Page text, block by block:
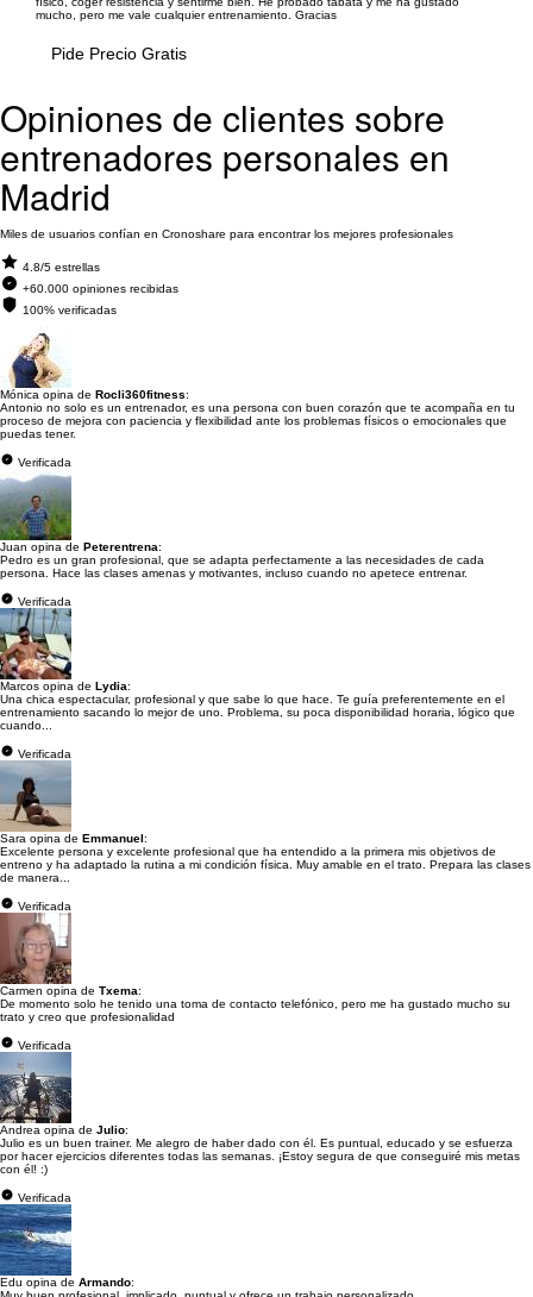
mucho, pero me vale cualquier entrenamiento. Gracias
Pide Precio Gratis
Opiniones de clientes sobre
entrenadores personales en
Madrid
Miles de usuarios confían en Cronoshare para encontrar los mejores profesionales
4.8/5 estrellas
+60.000 opiniones recibidas
100% verificadas
Mónica opina de Rocli360fitness:
Antonio no solo es un entrenador, es una persona con buen corazón que te acompaña en tu
proceso de mejora con paciencia y flexibilidad ante los problemas físicos o emocionales que
puedas tener.
Verificada
Juan opina de Peterentrena:
Pedro es un gran profesional, que se adapta perfectamente a las necesidades de cada
persona. Hace las clases amenas y motivantes, incluso cuando no apetece entrenar.
Verificada
Marcos opina de Lydia:
Una chica espectacular, profesional y que sabe lo que hace. Te guía preferentemente en el
entrenamiento sacando lo mejor de uno. Problema, su poca disponibilidad horaria, lógico que
cuando...
Verificada
Sara opina de Emmanuel:
Excelente persona y excelente profesional que ha entendido a la primera mis objetivos de
entreno y ha adaptado la rutina a mi condición física. Muy amable en el trato. Prepara las clases
de manera...
Verificada
Carmen opina de Txema:
De momento solo he tenido una toma de contacto telefónico, pero me ha gustado mucho su
trato y creo que profesionalidad
Verificada
Andrea opina de Julio:
Julio es un buen trainer. Me alegro de haber dado con él. Es puntual, educado y se esfuerza
por hacer ejercicios diferentes todas las semanas. ¡Estoy segura de que conseguiré mis metas
con él! :)
Verificada
Edu opina de Armando: